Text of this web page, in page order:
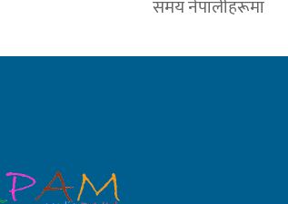
समय नेपालीहरूमा